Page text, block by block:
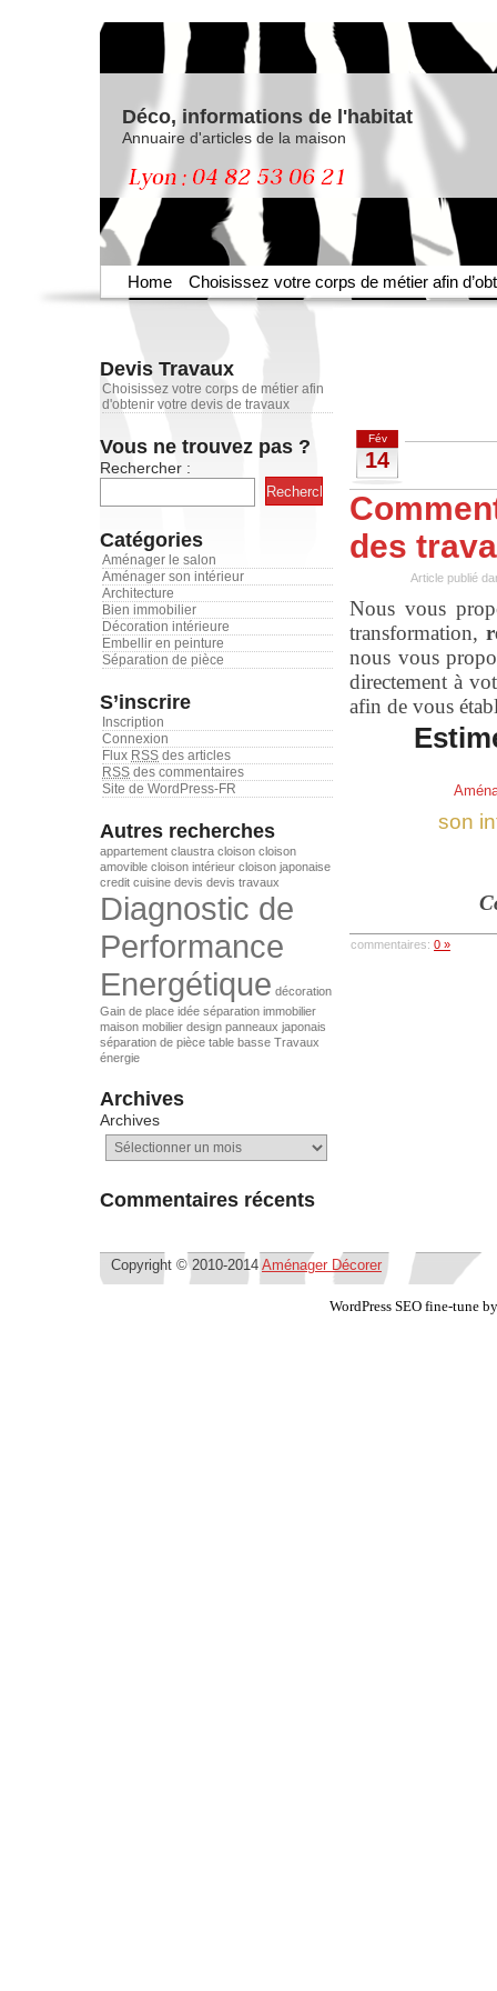
Déco, informations de l'habitat
Annuaire d'articles de la maison
Home Choisissez votre corps de métier afin
Devis Travaux
Choisissez votre corps de métier afin
d'obtenir votre devis de travaux
Vous ne trouvez pas ?
Rechercher :
Catégories
Aménager le salon
Aménager son intérieur
Architecture
Bien immobilier
Décoration intérieure
Embellir en peinture
Séparation de pièce
S’inscrire
Inscription
Connexion
Flux RSS des articles
RSS des commentaires
Site de WordPress-FR
Autres recherches
appartement claustra cloison cloison
amovible cloison intérieur cloison japonaise
credit cuisine devis devis travaux
Diagnostic de
Performance
Energétique décoration
Gain de place idée séparation immobilier
maison mobilier design panneaux japonais
séparation de pièce table basse Travaux
énergie
Archives
Archives
Commentaires récents
Fév
14
des
Article publié
Nous vous
transformation,
nous vous
directement à
afin de vous
son
commentaires: 0 »
Copyright © 2010-2014 Aménager Décorer
WordPress SEO fine-tune